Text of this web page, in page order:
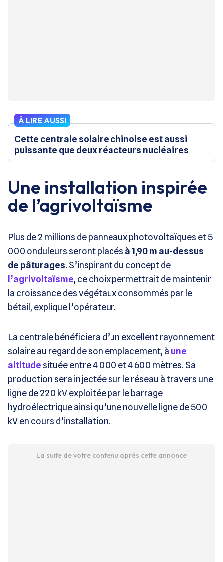
À LIRE AUSSI
Cette centrale solaire chinoise est aussi
puissante que deux réacteurs nucléaires
Une installation inspirée
de l’agrivoltaïsme
Plus de 2 millions de panneaux photovoltaïques et 5
000 onduleurs seront placés à 1,90 m au-dessus
de pâturages. S’inspirant du concept de
l’agrivoltaïsme, ce choix permettrait de maintenir
la croissance des végétaux consommés par le
bétail, explique l’opérateur.
La centrale bénéficiera d’un excellent rayonnement
solaire au regard de son emplacement, à une
altitudesituée entre 4 000 et 4 600 mètres. Sa
production sera injectée sur le réseau à travers une
ligne de 220 kV exploitée par le barrage
hydroélectrique ainsi qu’une nouvelle ligne de 500
kV en cours d’installation.
La suite de votre contenu après cette annonce